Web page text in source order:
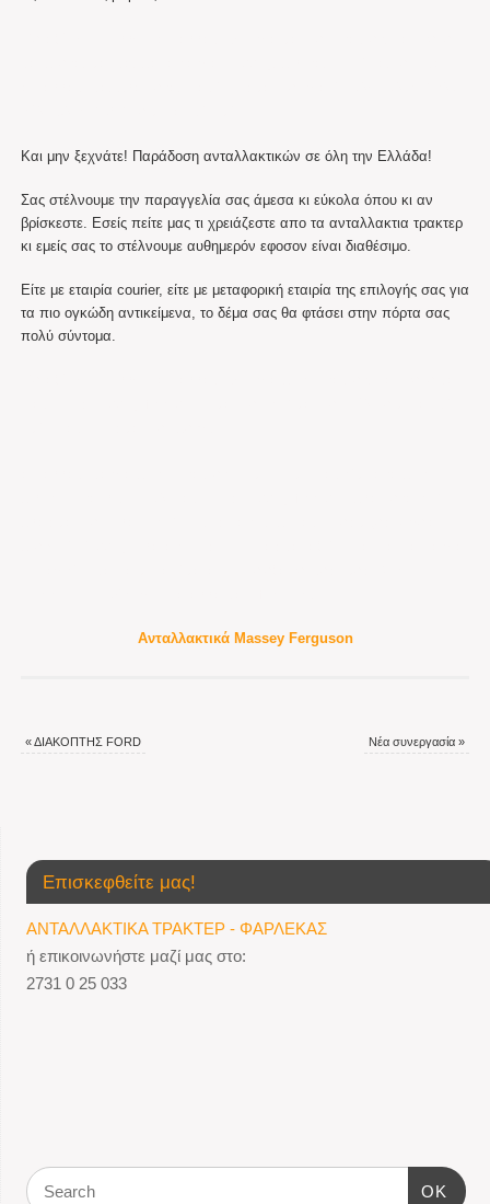
Και μην ξεχνάτε! Παράδοση ανταλλακτικών σε όλη την Ελλάδα!
Σας στέλνουμε την παραγγελία σας άμεσα κι εύκολα όπου κι αν
βρίσκεστε. Εσείς πείτε μας τι χρειάζεστε απο τα ανταλλακτια τρακτερ
κι εμείς σας το στέλνουμε αυθημερόν εφοσον είναι διαθέσιμο.
Είτε με εταιρία courier, είτε με μεταφορική εταιρία της επιλογής σας για
τα πιο ογκώδη αντικείμενα, το δέμα σας θα φτάσει στην πόρτα σας
πολύ σύντομα.
Ανταλλακτικά Massey Ferguson
«ΔΙΑΚΟΠΤΗΣ FORD Νέα συνεργασία»
Επισκεφθείτε μας!
ΑΝΤΑΛΛΑΚΤΙΚΑ ΤΡΑΚΤΕΡ - ΦΑΡΛΕΚΑΣ
ή επικοινωνήστε μαζί μας στο:
2731 0 25 033
OK